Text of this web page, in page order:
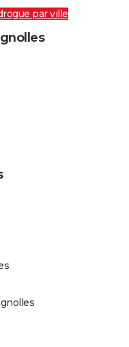
par ville